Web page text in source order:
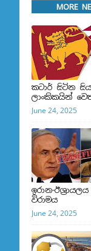
MORE
කටාර් සිටින
ලාංකිකයින්
June 24, 2025
ඉරාන-
විරාමය
June 24, 2025